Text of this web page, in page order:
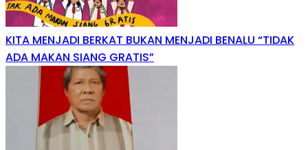
KITA MENJADI BERKAT BUKAN MENJADI BENALU “TIDAK
ADA MAKAN SIANG GRATIS”